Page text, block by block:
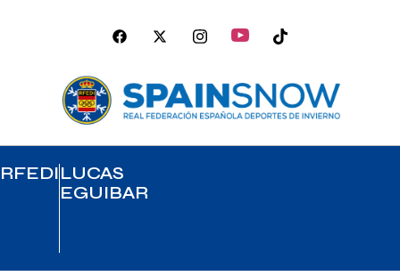
RFEDILUCAS
EGUIBAR